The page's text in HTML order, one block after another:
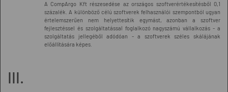
A CompArgo Kft részesedése az országos szoftverértékesítésből 0,1
százalék. A különböző célú szoftverek felhasználói szempontból ugyan
értelemszerűen nem helyettesítik egymást, azonban a szoftver
fejlesztéssel és szolgáltatással foglalkozó nagyszámú vállalkozás - a
szolgáltatás jellegéből adódóan - a szoftverek széles skálájának
előállítására képes.
III.